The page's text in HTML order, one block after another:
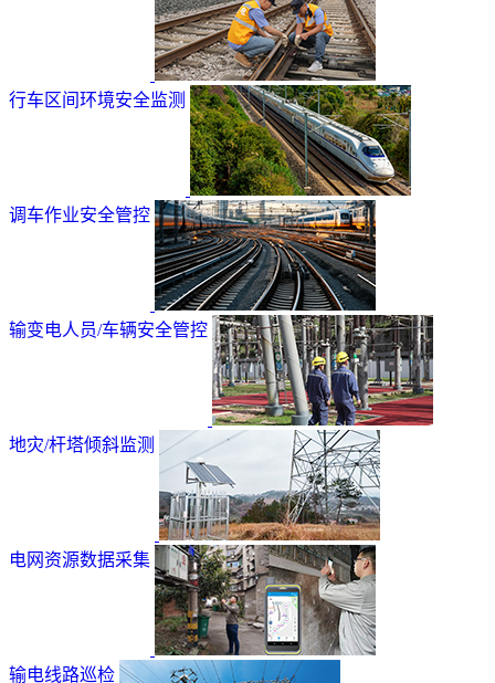
行车区间环境安全监测
调车作业安全管控
输变电人员/车辆安全管控
地灾/杆塔倾斜监测
电网资源数据采集
输电线路巡检